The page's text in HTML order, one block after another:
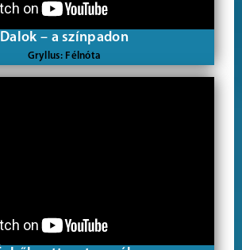
Dalok – a színpadon
Gryllus: Félnóta